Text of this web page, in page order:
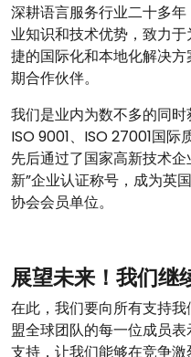
深耕语言服务行业二十多
业知识和技术优势，致力
捷的国际化和本地化解决
期合作伙伴。
我们是业内为数不多的同时
ISO 9001、ISO 27001国
先后通过了国家高新技术
新”企业认证称号，成为英
协会会员单位。
展望未来！我们继
在此，我们要向所有支持
盟全球团队的每一位成员
支持，让我们能够在竞争